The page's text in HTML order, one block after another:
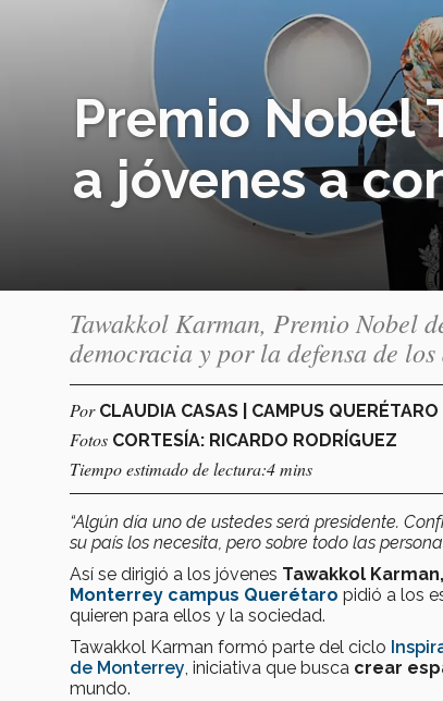
Premio Nobel
a jóvenes a
Tawakkol Karman, Premio Nobel
democracia y por la defensa de
Por CLAUDIA CASAS | CAMPUS QUERÉTARO
Fotos CORTESÍA: RICARDO RODRÍGUEZ
Tiempo estimado de lectura:4 mins
“Algún día uno de ustedes será presidente.
su país los necesita, pero sobre todo las
Así se dirigió a los jóvenes Tawakkol
Monterrey campus Querétaro pidió a los
quieren para ellos y la sociedad.
Tawakkol Karman formó parte del ciclo
de Monterrey, iniciativa que busca crear
mundo.